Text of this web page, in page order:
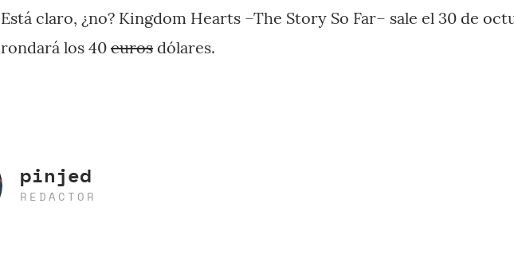
Está claro, ¿no? Kingdom Hearts –The Story So Far– sale el 30 de
rondará los 40 euros dólares.
pinjed
REDACTOR